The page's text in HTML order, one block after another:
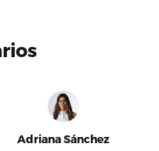
Adriana Sánchez